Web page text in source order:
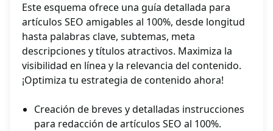
Este esquema ofrece una guía detallada para
artículos SEO amigables al 100%, desde longitud
hasta palabras clave, subtemas, meta
descripciones y títulos atractivos. Maximiza la
visibilidad en línea y la relevancia del contenido.
¡Optimiza tu estrategia de contenido ahora!
Creación de breves y detalladas instrucciones
para redacción de artículos SEO al 100%.